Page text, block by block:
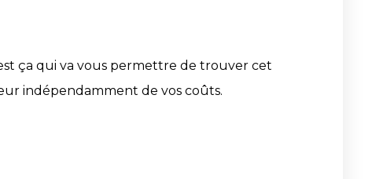
ça qui va vous permettre de trouver cet
indépendamment de vos coûts.